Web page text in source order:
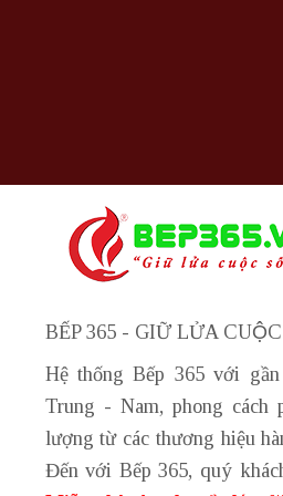
BẾP 365 - GIỮ LỬA
Hệ thống Bếp 365 với
Trung - Nam, phong cách
lượng từ các thương hiệu
Đến với Bếp 365, quý